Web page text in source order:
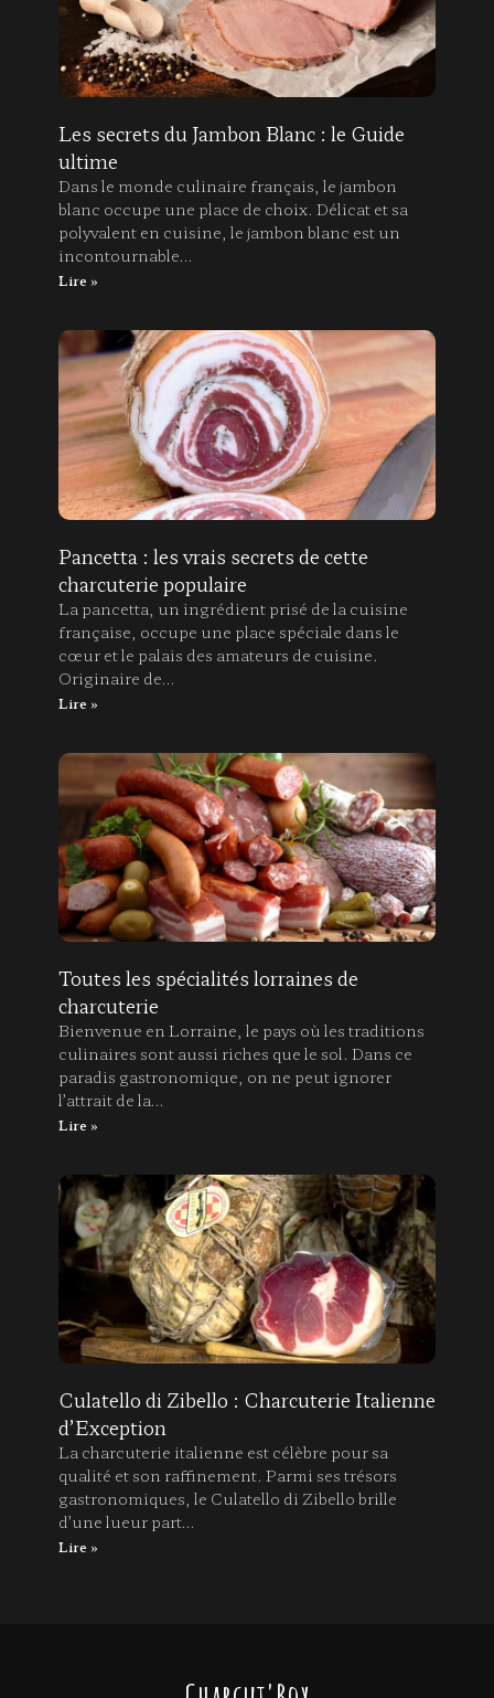
Les secrets du Jambon Blanc : le Guide
ultime
Dans le monde culinaire français, le jambon
blanc occupe une place de choix. Délicat et sa
polyvalent en cuisine, le jambon blanc est un
incontournable…
Lire »
Pancetta : les vrais secrets de cette
charcuterie populaire
La pancetta, un ingrédient prisé de la cuisine
française, occupe une place spéciale dans le
cœur et le palais des amateurs de cuisine.
Originaire de…
Lire »
Toutes les spécialités lorraines de
charcuterie
Bienvenue en Lorraine, le pays où les traditions
culinaires sont aussi riches que le sol. Dans ce
paradis gastronomique, on ne peut ignorer
l’attrait de la…
Lire »
Culatello di Zibello : Charcuterie Italienne
d’Exception
La charcuterie italienne est célèbre pour sa
qualité et son raffinement. Parmi ses trésors
gastronomiques, le Culatello di Zibello brille
d’une lueur part…
Lire »